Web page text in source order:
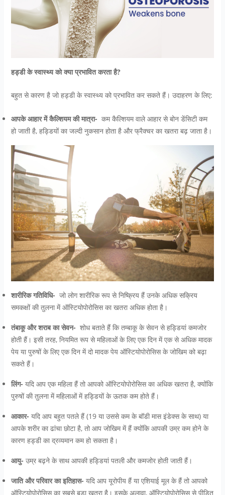
हड्डी के स्वास्थ्य को क्या प्रभावित करता है?
बहुत से कारण है जो हड्डी के स्वास्थ्य को प्रभावित कर सकते हैं। उदाहरण के लिए:
आपके आहार में कैल्शियम की मात्रा- कम कैल्शियम वाले आहार से बोन डेंसिटी कम
हो जाती है, हड्डियों का जल्दी नुकसान होता है और फ्रैक्चर का खतरा बढ़ जाता है।
शारीरिक गतिविधि- जो लोग शारीरिक रूप से निष्क्रिय हैं उनके अधिक सक्रिय
समकक्षों की तुलना में ऑस्टियोपोरोसिस का खतरा अधिक होता है।
तंबाकू और शराब का सेवन- शोध बताते हैं कि तम्बाकू के सेवन से हड्डियां कमजोर
होती हैं। इसी तरह, नियमित रूप से महिलाओं के लिए एक दिन में एक से अधिक मादक
पेय या पुरुषों के लिए एक दिन में दो मादक पेय ऑस्टियोपोरोसिस के जोखिम को बढ़ा
सकते हैं।
लिंग- यदि आप एक महिला हैं तो आपको ऑस्टियोपोरोसिस का अधिक खतरा है, क्योंकि
पुरुषों की तुलना में महिलाओं में हड्डियों के ऊतक कम होते हैं।
आकार- यदि आप बहुत पतले हैं (19 या उससे कम के बॉडी मास इंडेक्स के साथ) या
आपके शरीर का ढांचा छोटा है, तो आप जोखिम में हैं क्योंकि आपकी उम्र कम होने के
कारण हड्डी का द्रव्यमान कम हो सकता है।
आयु- उम्र बढ़ने के साथ आपकी हड्डियां पतली और कमजोर होती जाती हैं।
जाति और परिवार का इतिहास- यदि आप यूरोपीय हैं या एशियाई मूल के हैं तो आपको
ऑस्टियोपोरोसिस का सबसे बड़ा खतरा है। इसके अलावा, ऑस्टियोपोरोसिस से पीड़ित